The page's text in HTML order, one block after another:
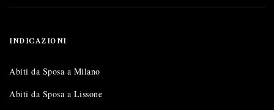
INDICAZIONI
Abiti da Sposa a Milano
Abiti da Sposa a Lissone